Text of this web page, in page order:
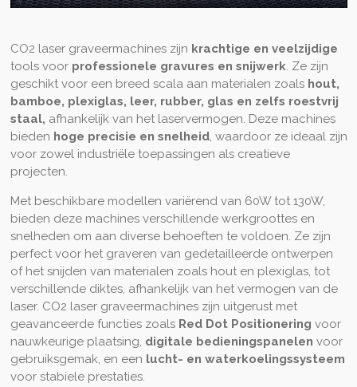
P
a
y
M
t
e
E
t
r
f
u
n
CO2 laser graveermachines zijn krachtige en veelzijdige
tools voor professionele gravures en snijwerk. Ze zijn
geschikt voor een breed scala aan materialen zoals hout,
bamboe, plexiglas, leer, rubber, glas en zelfs roestvrij
staal, afhankelijk van het laservermogen. Deze machines
bieden hoge precisie en snelheid, waardoor ze ideaal zijn
voor zowel industriële toepassingen als creatieve
projecten.
Met beschikbare modellen variërend van 60W tot 130W,
bieden deze machines verschillende werkgroottes en
snelheden om aan diverse behoeften te voldoen. Ze zijn
perfect voor het graveren van gedetailleerde ontwerpen
of het snijden van materialen zoals hout en plexiglas, tot
verschillende diktes, afhankelijk van het vermogen van de
laser. CO2 laser graveermachines zijn uitgerust met
geavanceerde functies zoals Red Dot Positionering voor
nauwkeurige plaatsing, digitale bedieningspanelen voor
gebruiksgemak, en een lucht- en waterkoelingssysteem
voor stabiele prestaties.